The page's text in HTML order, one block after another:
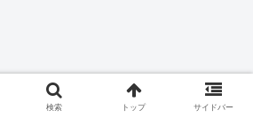
検索 トップ サイドバー